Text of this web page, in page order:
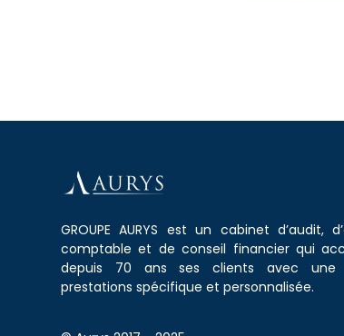
GROUPE AURYS est un cabinet d’audit,
comptable et de conseil financier qui
depuis 70 ans ses clients avec
prestations spécifique et personnalisée.